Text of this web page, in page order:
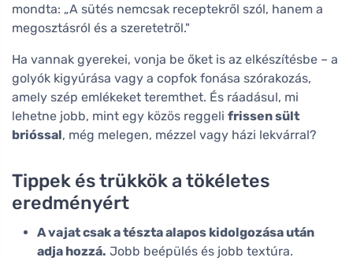
mondta: „A sütés nemcsak receptekről szól, hanem a
megosztásról és a szeretetről."
Ha vannak gyerekei, vonja be őket is az elkészítésbe – a
golyók kigyúrása vagy a copfok fonása szórakozás,
amely szép emlékeket teremthet. És ráadásul, mi
lehetne jobb, mint egy közös reggeli frissen sült
brióssal, még melegen, mézzel vagy házi lekvárral?
Tippek és trükkök a tökéletes
eredményért
A vajat csak a tészta alapos kidolgozása után
adja hozzá. Jobb beépülés és jobb textúra.